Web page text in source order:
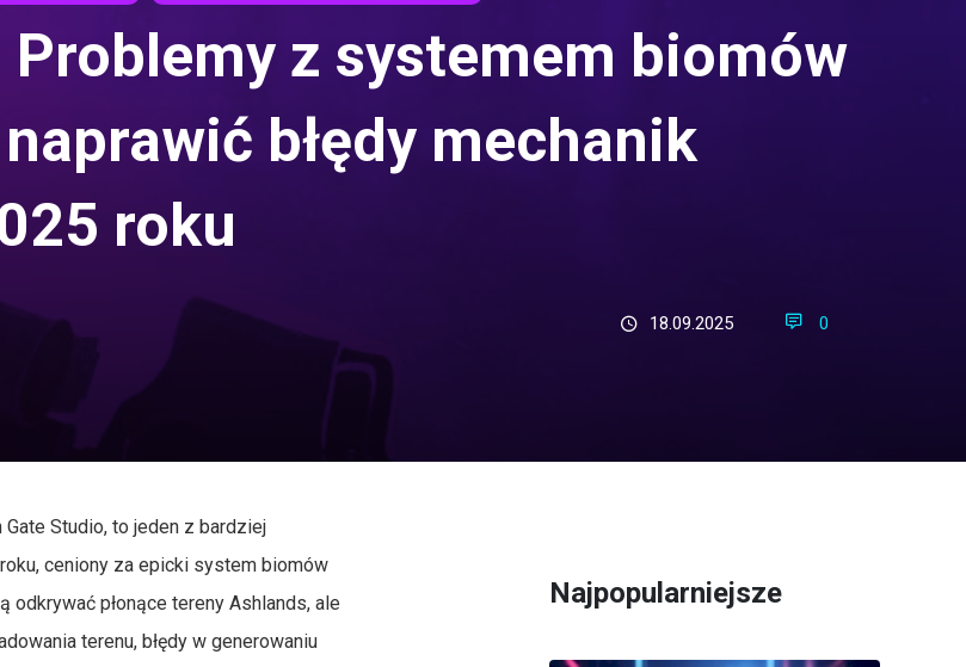
z systemem biomów
błędy mechanik
roku
18.09.2025 0
Studio, to jeden z bardziej
ceniony za epicki system biomów
płonące tereny Ashlands, ale
terenu, błędy w generowaniu
Najpopularniejsze